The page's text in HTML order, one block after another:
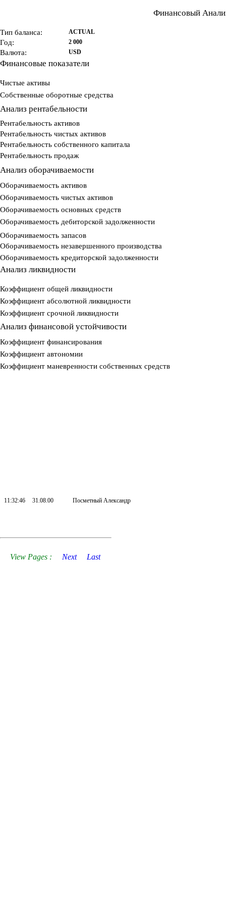
Финансовый
ACTUAL
Тип баланса:
2 000
Год:
USD
Валюта:
Финансовые показатели
Чистые активы
Собственные оборотные средства
Анализ рентабельности
Рентабельность активов
Рентабельность чистых активов
Рентабельность собственного капитала
Рентабельность продаж
Анализ оборачиваемости
Оборачиваемость активов
Оборачиваемость чистых активов
Оборачиваемость основных средств
Оборачиваемость дебиторской задолженности
Оборачиваемость запасов
Оборачиваемость незавершенного производства
Оборачиваемость кредиторской задолженности
Анализ ликвидности
Коэффициент общей ликвидности
Коэффициент абсолютной ликвидности
Коэффициент срочной ликвидности
Анализ финансовой устойчивости
Коэффициент финансирования
Коэффициент автономии
Коэффициент маневренности собственных средств
Посметный Александр
11:32:46 31.08.00
View Pages : Next Last